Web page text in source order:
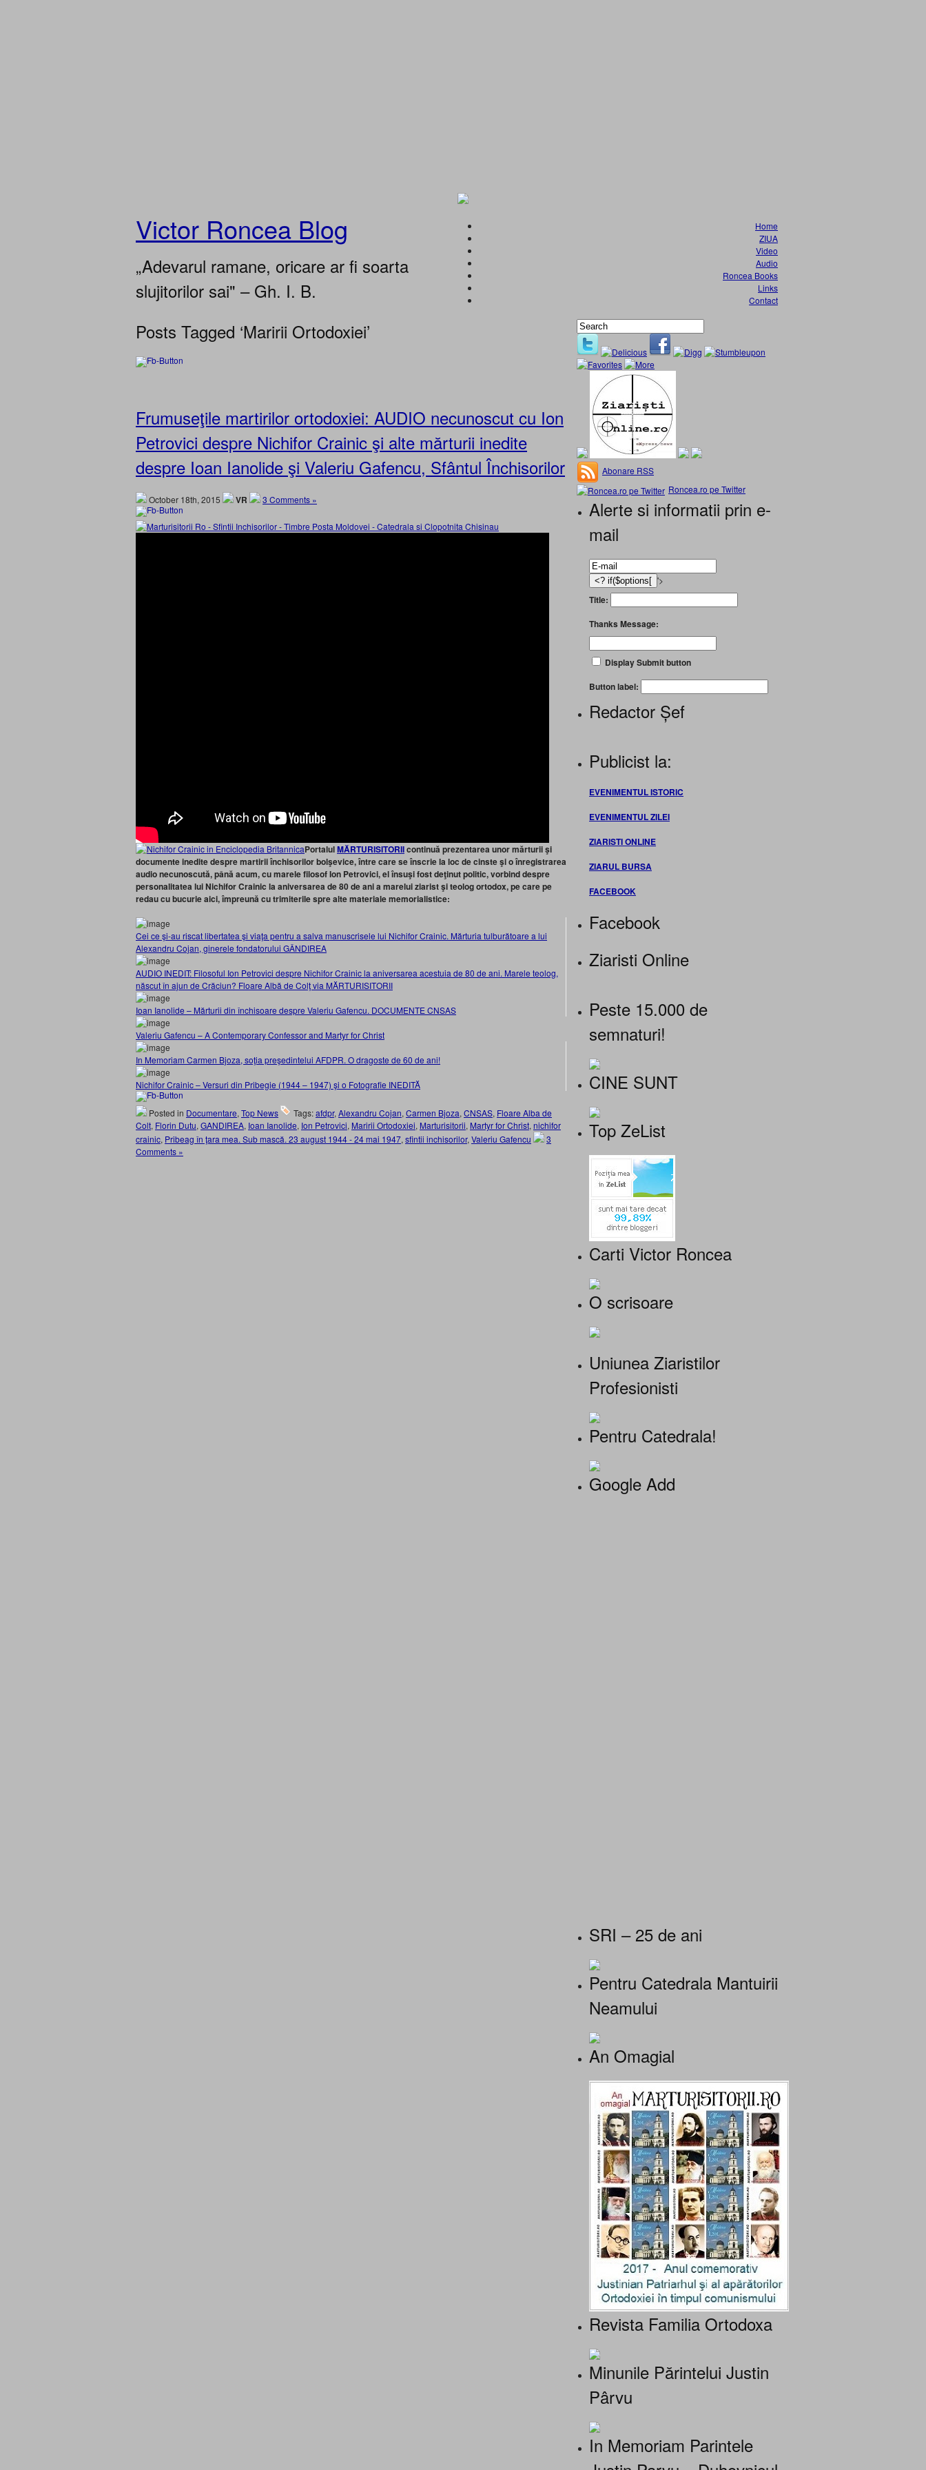
Victor Roncea Blog
„Adevarul ramane, oricare ar fi soarta
slujitorilor sai" – Gh. I. B.
Home
ZIUA
Video
Audio
Roncea Books
Links
Contact
Posts Tagged ‘Maririi Ortodoxiei’
Frumuseţile martirilor ortodoxiei: AUDIO necunoscut cu Ion
Petrovici despre Nichifor Crainic şi alte mărturii inedite
despre Ioan Ianolide şi Valeriu Gafencu, Sfântul Închisorilor
October 18th, 2015 VR 3 Comments »
PortalulMĂRTURISITORIIcontinuă prezentarea unor mărturii şi
documente inedite despre martirii închisorilor bolşevice, între care se înscrie la loc de cinste şi o înregistrarea
audio necunoscută, până acum, cu marele filosof Ion Petrovici, el însuşi fost deţinut politic, vorbind despre
personalitatea lui Nichifor Crainic la aniversarea de 80 de ani a marelui ziarist şi teolog ortodox, pe care pe
redau cu bucurie aici, împreună cu trimiterile spre alte materiale memorialistice:
Cei ce şi-au riscat libertatea şi viaţa pentru a salva manuscrisele lui Nichifor Crainic. Mărturia tulburătoare a lui
Alexandru Cojan, ginerele fondatorului GÂNDIREA
AUDIO INEDIT: Filosoful Ion Petrovici despre Nichifor Crainic la aniversarea acestuia de 80 de ani. Marele teolog,
născut în ajun de Crăciun? Floare Albă de Colţ via MĂRTURISITORII
Ioan Ianolide – Mărturii din închisoare despre Valeriu Gafencu. DOCUMENTE CNSAS
Valeriu Gafencu – A Contemporary Confessor and Martyr for Christ
In Memoriam Carmen Bjoza, soţia preşedintelui AFDPR. O dragoste de 60 de ani!
Nichifor Crainic – Versuri din Pribegie (1944 – 1947) şi o Fotografie INEDITĂ
Posted in Documentare, Top News Tags:afdpr, Alexandru Cojan, Carmen Bjoza, CNSAS, Floare Alba de
Colt, Florin Dutu, GANDIREA, Ioan Ianolide, Ion Petrovici, Maririi Ortodoxiei, Marturisitorii, Martyr for Christ, nichifor
crainic, Pribeag în ţara mea. Sub mască. 23 august 1944 - 24 mai 1947, sfintii inchisorilor, Valeriu Gafencu
3
Comments »
Abonare RSS
Roncea.ro pe Twitter
Alerte si informatii prin e-
mail
'>
Title:
Thanks Message:
Display Submit button
Button label:
Redactor Șef
Publicist la:
EVENIMENTUL ISTORIC
EVENIMENTUL ZILEI
ZIARISTI ONLINE
ZIARUL BURSA
FACEBOOK
Facebook
Ziaristi Online
Peste 15.000 de
semnaturi!
CINE SUNT
Top ZeList
Carti Victor Roncea
O scrisoare
Uniunea Ziaristilor
Profesionisti
Pentru Catedrala!
Google Add
SRI – 25 de ani
Pentru Catedrala Mantuirii
Neamului
An Omagial
Revista Familia Ortodoxa
Minunile Părintelui Justin
Pârvu
In Memoriam Parintele